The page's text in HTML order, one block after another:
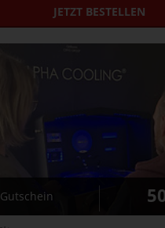
JETZTBESTELLEN
Gutschein